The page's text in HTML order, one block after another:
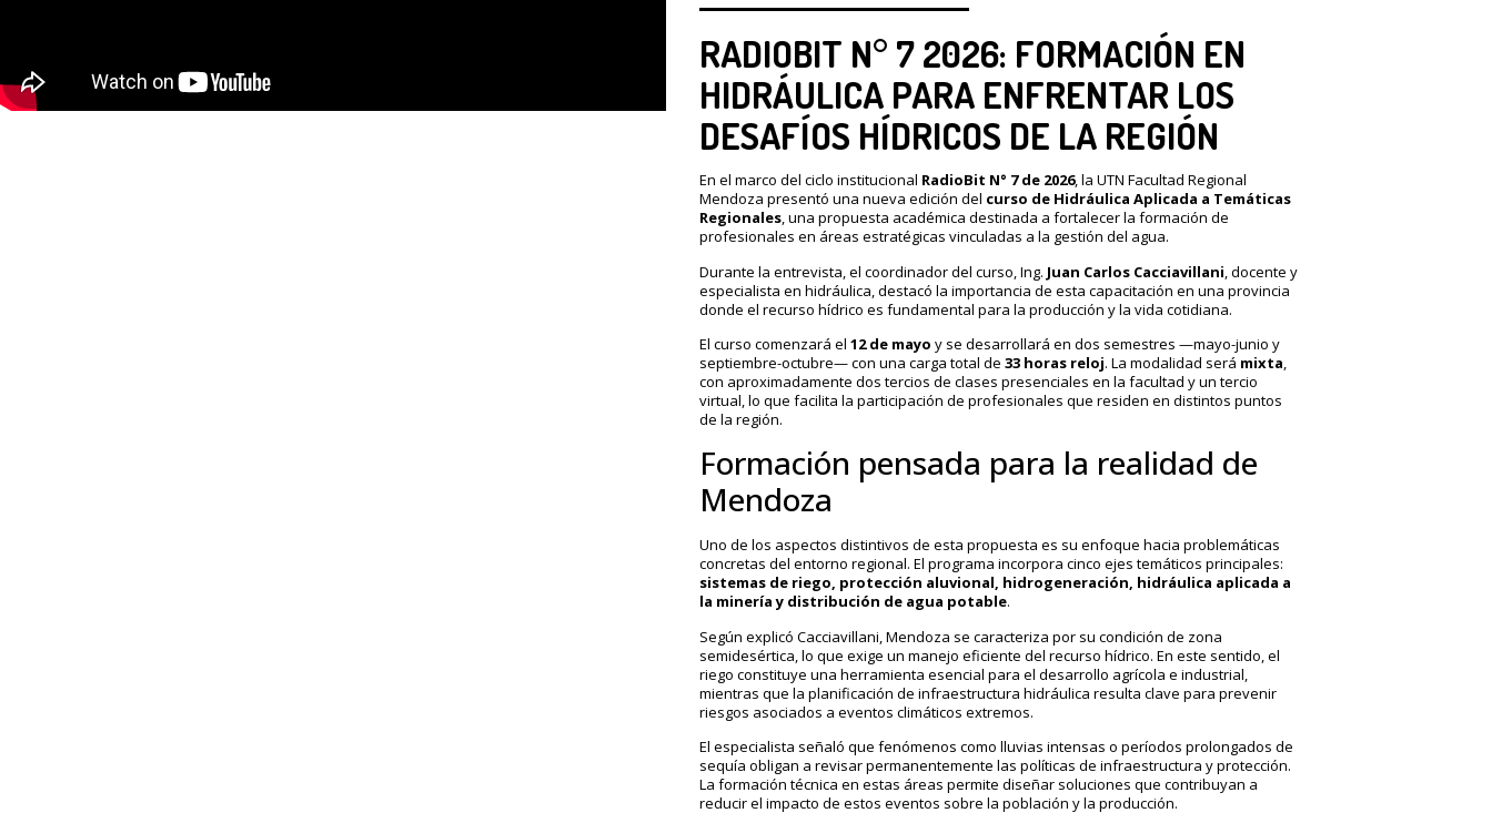
RADIOBIT N° 7 2026: FORMACIÓN EN
HIDRÁULICA PARA ENFRENTAR LOS
DESAFÍOS HÍDRICOS DE LA REGIÓN
En el marco del ciclo institucional RadioBit N° 7 de 2026, la UTN Facultad Regional
Mendoza presentó una nueva edición del curso de Hidráulica Aplicada a Temáticas
Regionales, una propuesta académica destinada a fortalecer la formación de
profesionales en áreas estratégicas vinculadas a la gestión del agua.
Durante la entrevista, el coordinador del curso, Ing. Juan Carlos Cacciavillani, docente y
especialista en hidráulica, destacó la importancia de esta capacitación en una provincia
donde el recurso hídrico es fundamental para la producción y la vida cotidiana.
El curso comenzará el 12 de mayo y se desarrollará en dos semestres —mayo-junio y
septiembre-octubre— con una carga total de 33 horas reloj. La modalidad será mixta,
con aproximadamente dos tercios de clases presenciales en la facultad y un tercio
virtual, lo que facilita la participación de profesionales que residen en distintos puntos
de la región.
Formación pensada para la realidad de
Mendoza
Uno de los aspectos distintivos de esta propuesta es su enfoque hacia problemáticas
concretas del entorno regional. El programa incorpora cinco ejes temáticos principales:
sistemas de riego, protección aluvional, hidrogeneración, hidráulica aplicada a
la minería y distribución de agua potable.
Según explicó Cacciavillani, Mendoza se caracteriza por su condición de zona
semidesértica, lo que exige un manejo eficiente del recurso hídrico. En este sentido, el
riego constituye una herramienta esencial para el desarrollo agrícola e industrial,
mientras que la planificación de infraestructura hidráulica resulta clave para prevenir
riesgos asociados a eventos climáticos extremos.
El especialista señaló que fenómenos como lluvias intensas o períodos prolongados de
sequía obligan a revisar permanentemente las políticas de infraestructura y protección.
La formación técnica en estas áreas permite diseñar soluciones que contribuyan a
reducir el impacto de estos eventos sobre la población y la producción.